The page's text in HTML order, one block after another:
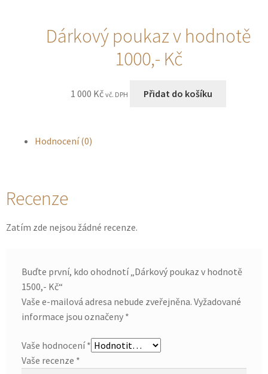
Dárkový poukaz v hodnotě
1000,- Kč
1 000 Kč vč. DPH Přidat do košíku
Hodnocení (0)
Recenze
Zatím zde nejsou žádné recenze.
Buďte první, kdo ohodnotí „Dárkový poukaz v hodnotě
1500,- Kč“
Vaše e-mailová adresa nebude zveřejněna. Vyžadované
informace jsou označeny *
Vaše hodnocení*
Vaše recenze *